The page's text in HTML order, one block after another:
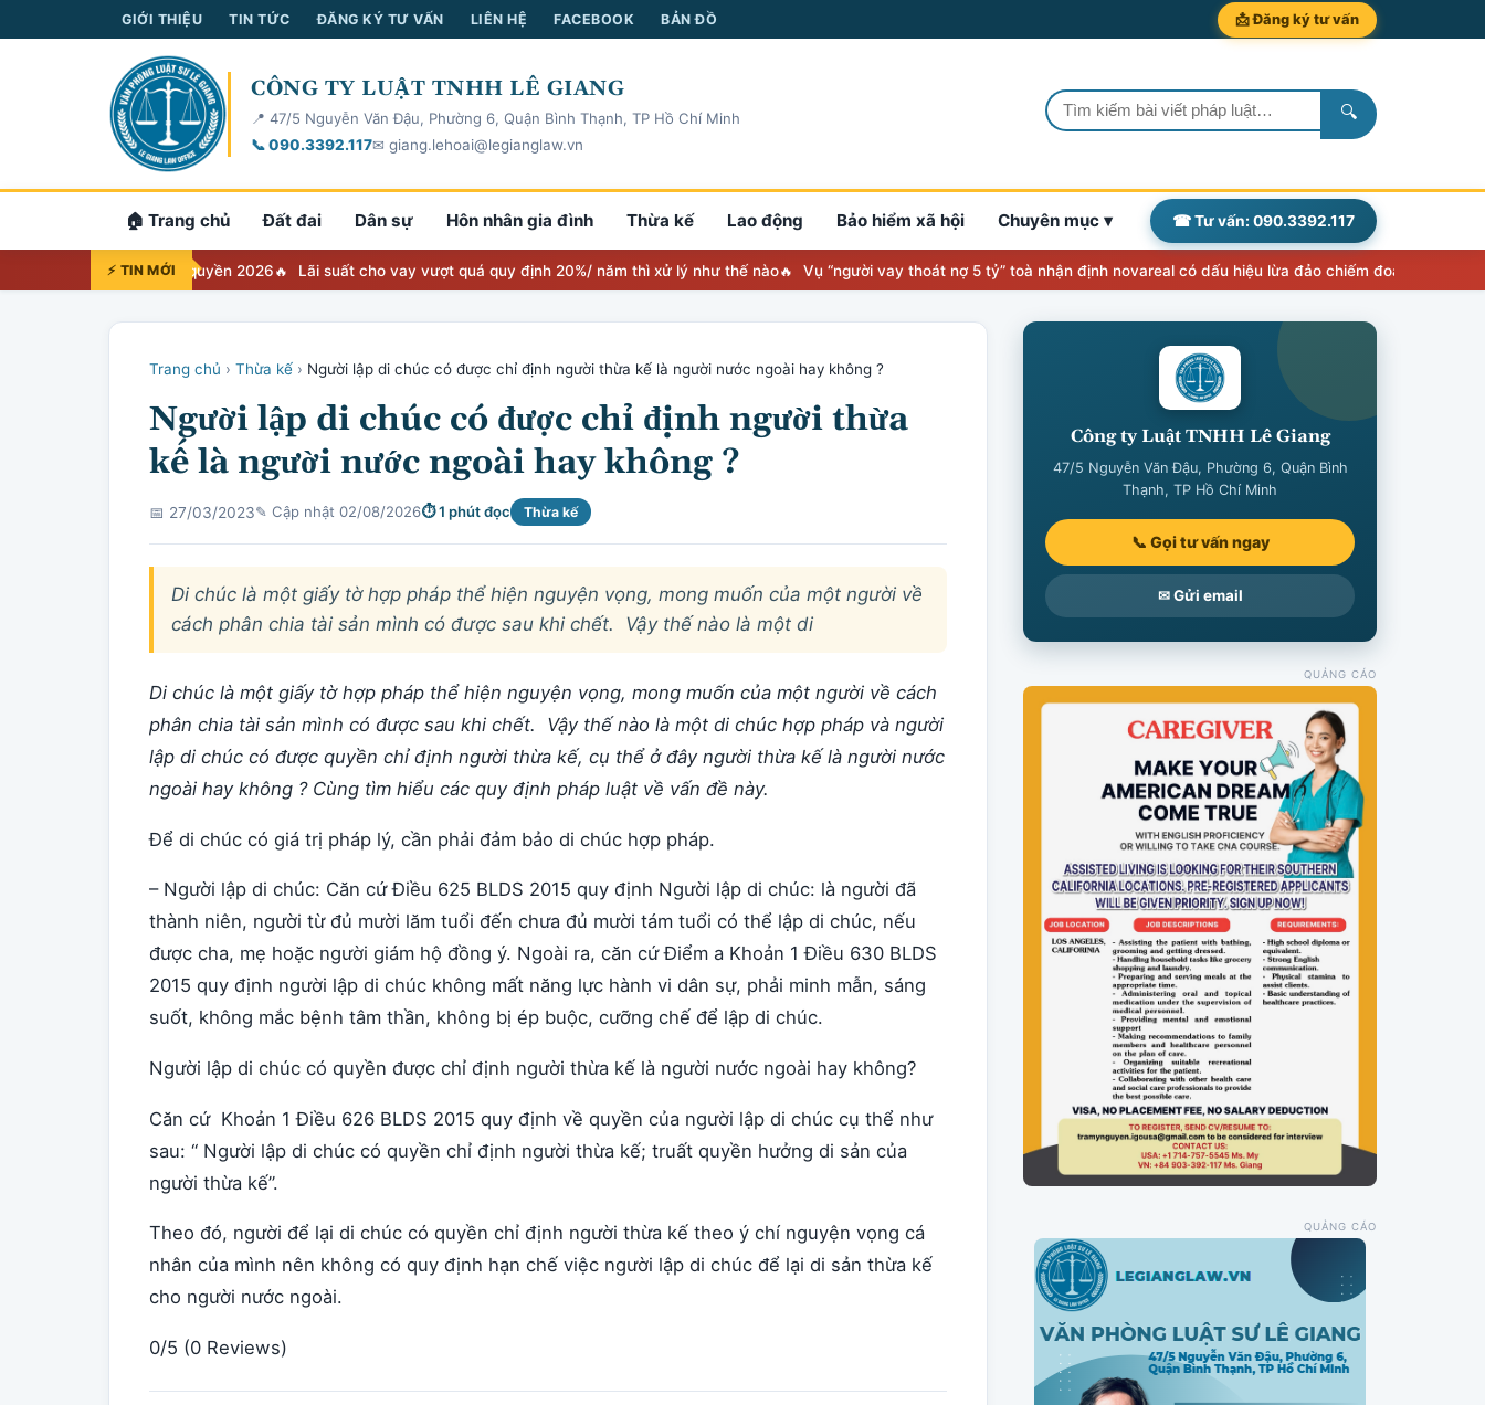
GIỚI THIỆU TIN TỨC ĐĂNG KÝ TƯ VẤN LIÊN HỆ FACEBOOK BẢN ĐỒ 📩 Đăng ký tư vấn
CÔNG TY LUẬT TNHH LÊ GIANG
📍 47/5 Nguyễn Văn Đậu, Phường 6, Quận Bình Thạnh, TP Hồ Chí Minh
📞 090.3392.117✉ giang.lehoai@legianglaw.vn
🔍
🏠 Trang chủ Đất đai Dân sự Hôn nhân gia đình Thừa kế Lao động Bảo hiểm xã hội Chuyên mục ▾ ☎ Tư vấn: 090.3392.117
⚡ TIN MỚI
tra cứu thẩm quyền 2026 Lãi suất cho vay vượt quá quy định 20%/ năm thì xử lý như thế nào Vụ “người vay thoát nợ 5 tỷ” toà nhận định novareal có dấu hiệu lừa đảo chiếm đoạt tài sản
Trang chủ › Thừa kế › Người lập di chúc có được chỉ định người thừa kế là người nước ngoài hay không ?
Người lập di chúc có được chỉ định người thừa
kế là người nước ngoài hay không ?
📅 27/03/2023✎ Cập nhật 02/08/2026⏱ 1 phút đọc Thừa kế
Di chúc là một giấy tờ hợp pháp thể hiện nguyện vọng, mong muốn của một người về
cách phân chia tài sản mình có được sau khi chết. Vậy thế nào là một di
Di chúc là một giấy tờ hợp pháp thể hiện nguyện vọng, mong muốn của một người về cách
phân chia tài sản mình có được sau khi chết. Vậy thế nào là một di chúc hợp pháp và người
lập di chúc có được quyền chỉ định người thừa kế, cụ thể ở đây người thừa kế là người nước
ngoài hay không ? Cùng tìm hiểu các quy định pháp luật về vấn đề này.
Để di chúc có giá trị pháp lý, cần phải đảm bảo di chúc hợp pháp.
– Người lập di chúc: Căn cứ Điều 625 BLDS 2015 quy định Người lập di chúc: là người đã
thành niên, người từ đủ mười lăm tuổi đến chưa đủ mười tám tuổi có thể lập di chúc, nếu
được cha, mẹ hoặc người giám hộ đồng ý. Ngoài ra, căn cứ Điểm a Khoản 1 Điều 630 BLDS
2015 quy định người lập di chúc không mất năng lực hành vi dân sự, phải minh mẫn, sáng
suốt, không mắc bệnh tâm thần, không bị ép buộc, cưỡng chế để lập di chúc.
Người lập di chúc có quyền được chỉ định người thừa kế là người nước ngoài hay không?
Căn cứ Khoản 1 Điều 626 BLDS 2015 quy định về quyền của người lập di chúc cụ thể như
sau: “ Người lập di chúc có quyền chỉ định người thừa kế; truất quyền hưởng di sản của
người thừa kế”.
Theo đó, người để lại di chúc có quyền chỉ định người thừa kế theo ý chí nguyện vọng cá
nhân của mình nên không có quy định hạn chế việc người lập di chúc để lại di sản thừa kế
cho người nước ngoài.
0/5 (0 Reviews)
Công ty Luật TNHH Lê Giang
47/5 Nguyễn Văn Đậu, Phường 6, Quận Bình
Thạnh, TP Hồ Chí Minh
📞 Gọi tư vấn ngay
✉ Gửi email
QUẢNG CÁO
QUẢNG CÁO